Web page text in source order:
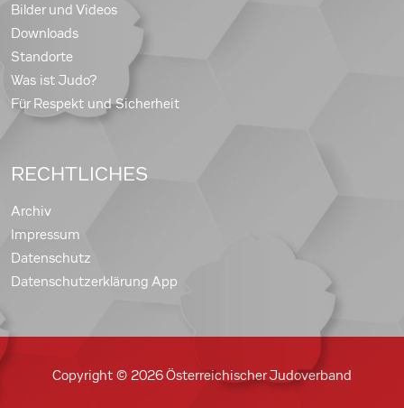
Bilder und Videos
Downloads
Standorte
Was ist Judo?
Für Respekt und Sicherheit
RECHTLICHES
Archiv
Impressum
Datenschutz
Datenschutzerklärung App
Copyright © 2026 Österreichischer Judoverband